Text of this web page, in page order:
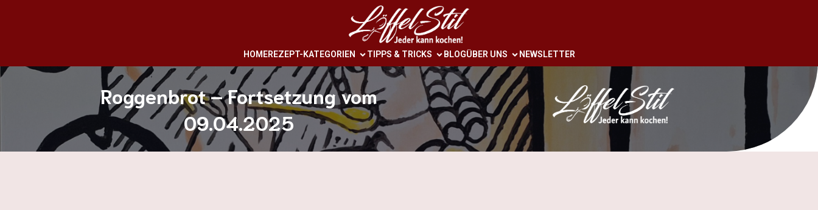
HOMEREZEPT-KATEGORIEN TIPPS & TRICKS BLOGÜBER UNS NEWSLETTER
Roggenbrot – Fortsetzung vom
09.04.2025